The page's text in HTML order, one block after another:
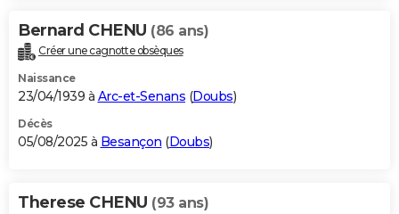
Bernard CHENU (86 ans)
Créer une cagnotte obsèques
Naissance
23/04/1939 à Arc-et-Senans (Doubs)
Décès
05/08/2025 à Besançon (Doubs)
Therese CHENU (93 ans)